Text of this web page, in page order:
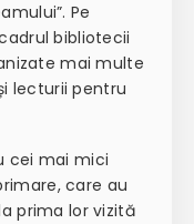
Pe
bibliotecii
mai multe
lecturii pentru
cei mai mici
care au
prima lor vizită